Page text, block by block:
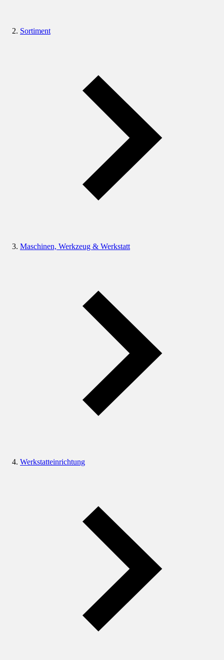
Sortiment
Maschinen, Werkzeug & Werkstatt
Werkstatteinrichtung